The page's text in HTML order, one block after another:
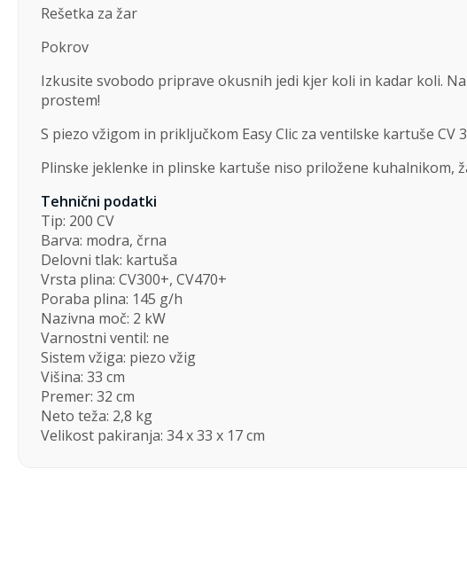
Rešetka za žar
Pokrov
Izkusite svobodo priprave okusnih jedi kjer koli in kadar koli.
prostem!
S piezo vžigom in priključkom Easy Clic za ventilske kartuše CV
Plinske jeklenke in plinske kartuše niso priložene kuhalnikom,
Tehnični podatki
Tip: 200 CV
Barva: modra, črna
Delovni tlak: kartuša
Vrsta plina: CV300+, CV470+
Poraba plina: 145 g/h
Nazivna moč: 2 kW
Varnostni ventil: ne
Sistem vžiga: piezo vžig
Višina: 33 cm
Premer: 32 cm
Neto teža: 2,8 kg
Velikost pakiranja: 34 x 33 x 17 cm